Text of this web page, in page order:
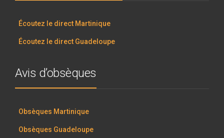
Écoutez le direct Martinique
Écoutez le direct Guadeloupe
Avis d’obsèques
Obsèques Martinique
Obsèques Guadeloupe